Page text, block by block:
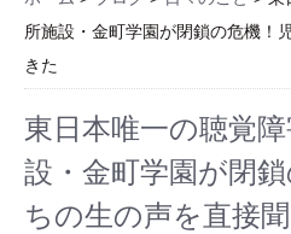
所施設・金町学園が閉鎖の危機！
きた
東日本唯一の聴覚
設・金町学園が閉
ちの生の声を直接